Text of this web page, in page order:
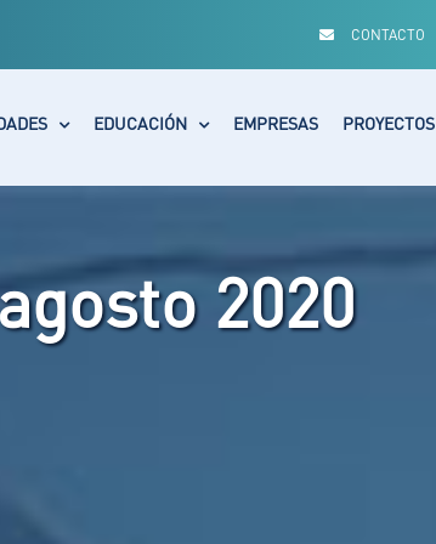
CONTACTO
EDUCACIÓN EMPRESAS PROYECTOS
2020